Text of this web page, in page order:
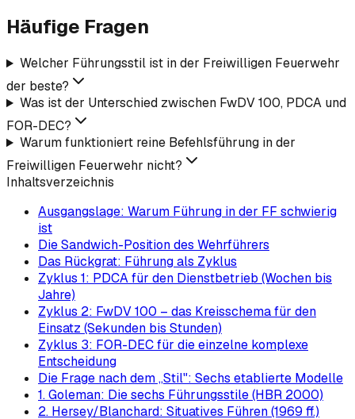
Häufige Fragen
Welcher Führungsstil ist in der Freiwilligen Feuerwehr
der beste?
Was ist der Unterschied zwischen FwDV 100, PDCA und
FOR-DEC?
Warum funktioniert reine Befehlsführung in der
Freiwilligen Feuerwehr nicht?
Inhaltsverzeichnis
Ausgangslage: Warum Führung in der FF schwierig
ist
Die Sandwich-Position des Wehrführers
Das Rückgrat: Führung als Zyklus
Zyklus 1: PDCA für den Dienstbetrieb (Wochen bis
Jahre)
Zyklus 2: FwDV 100 – das Kreisschema für den
Einsatz (Sekunden bis Stunden)
Zyklus 3: FOR-DEC für die einzelne komplexe
Entscheidung
Die Frage nach dem „Stil": Sechs etablierte Modelle
1. Goleman: Die sechs Führungsstile (HBR 2000)
2. Hersey/Blanchard: Situatives Führen (1969 ff.)